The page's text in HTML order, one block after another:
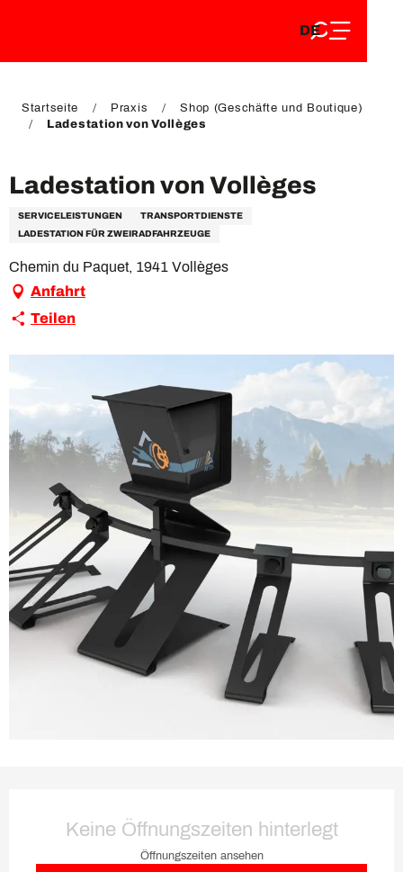
EN
DE
FR
Startseite Praxis
Shop (Geschäfte und Boutique)
Ladestation von Vollèges
Ladestation von Vollèges
SERVICELEISTUNGEN
TRANSPORTDIENSTE
LADESTATION FÜR ZWEIRADFAHRZEUGE
Chemin du Paquet, 1941 Vollèges
Anfahrt
Teilen
Keine Öffnungszeiten hinterlegt
Öffnungszeiten ansehen